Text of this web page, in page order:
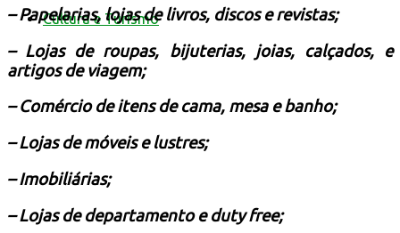
Cultura e Turismo
– Papelarias, lojas de livros, discos e revistas;
– Lojas de roupas, bijuterias, joias, calçados, e
artigos de viagem;
– Comércio de itens de cama, mesa e banho;
– Lojas de móveis e lustres;
– Imobiliárias;
– Lojas de departamento e duty free;